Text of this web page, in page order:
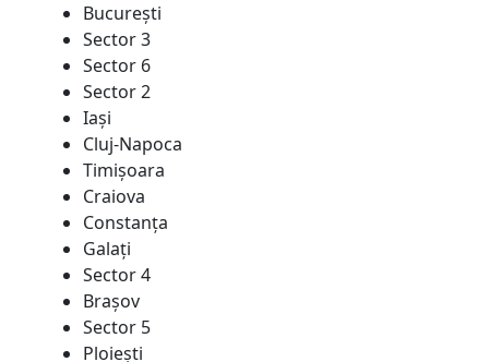
București
Sector 3
Sector 6
Sector 2
Iaşi
Cluj-Napoca
Timişoara
Craiova
Constanţa
Galaţi
Sector 4
Braşov
Sector 5
Ploieşti